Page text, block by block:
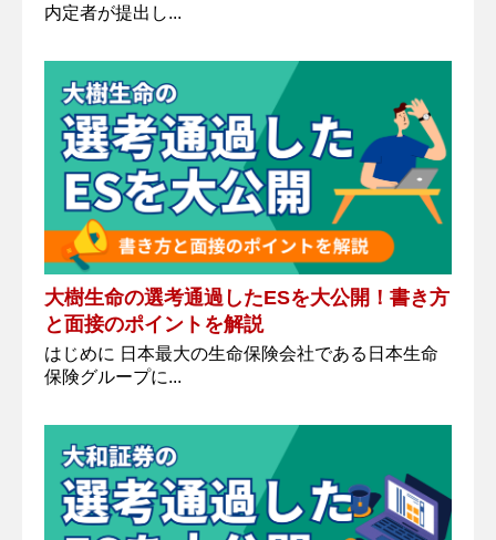
内定者が提出し...
大樹生命の選考通過したESを大公開！書き方
と面接のポイントを解説
はじめに 日本最大の生命保険会社である日本生命
保険グループに...